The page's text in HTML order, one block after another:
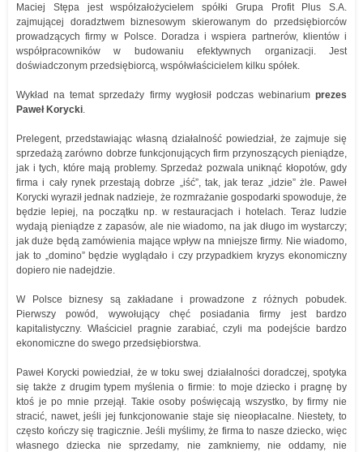
Maciej Stępa jest współzałożycielem spółki Grupa Profit Plus S.A.
zajmującej doradztwem biznesowym skierowanym do przedsiębiorców
prowadzących firmy w Polsce. Doradza i wspiera partnerów, klientów i
współpracowników w budowaniu efektywnych organizacji. Jest
doświadczonym przedsiębiorcą, współwłaścicielem kilku spółek.
Wykład na temat sprzedaży firmy wygłosił podczas webinarium prezes
Paweł Korycki
Prelegent, przedstawiając własną działalność powiedział, że zajmuje się
sprzedażą zarówno dobrze funkcjonujących firm przynoszących pieniądze,
jak i tych, które mają problemy. Sprzedaż pozwala uniknąć kłopotów, gdy
firma i cały rynek przestają dobrze „iść”, tak, jak teraz „idzie” żle. Paweł
Korycki wyraził jednak nadzieje, że rozmrażanie gospodarki spowoduje, że
będzie lepiej, na początku np. w restauracjach i hotelach. Teraz ludzie
wydają pieniądze z zapasów, ale nie wiadomo, na jak długo im wystarczy;
jak duże będą zamówienia mające wpływ na mniejsze firmy. Nie wiadomo,
jak to „domino” będzie wyglądało i czy przypadkiem kryzys ekonomiczny
dopiero nie nadejdzie.
W Polsce biznesy są zakładane i prowadzone z różnych pobudek.
Pierwszy powód, wywołujący chęć posiadania firmy jest bardzo
kapitalistyczny. Właściciel pragnie zarabiać, czyli ma podejście bardzo
ekonomiczne do swego przedsiębiorstwa.
Paweł Korycki powiedział, że w toku swej działalności doradczej, spotyka
się także z drugim typem myślenia o firmie: to moje dziecko i pragnę by
ktoś je po mnie przejął. Takie osoby poświęcają wszystko, by firmy nie
stracić, nawet, jeśli jej funkcjonowanie staje się nieopłacalne. Niestety, to
często kończy się tragicznie. Jeśli myślimy, że firma to nasze dziecko, więc
własnego dziecka nie sprzedamy, nie zamkniemy, nie oddamy, nie